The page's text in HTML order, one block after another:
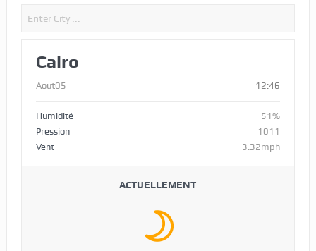
Cairo
Aout05 12:46
Humidité
51%
Pression
1011
Vent
3.32mph
ACTUELLEMENT